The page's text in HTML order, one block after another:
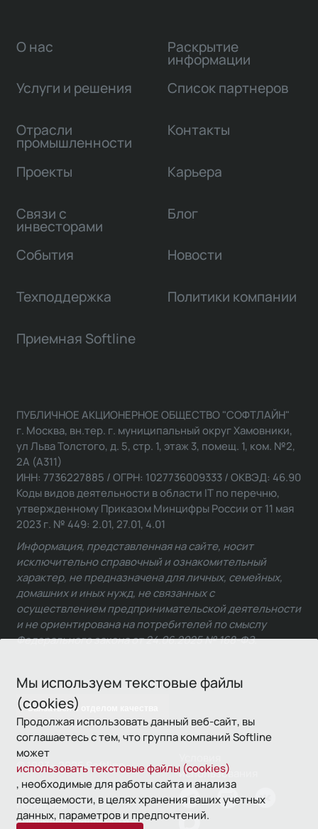
Мы используем текстовые файлы
(cookies)
Продолжая использовать данный веб-сайт, вы
соглашаетесь с тем, что группа компаний Softline
может
использовать текстовые файлы (cookies)
, необходимые для работы сайта и анализа
посещаемости, в целях хранения ваших учетных
данных, параметров и предпочтений.
О нас
Услуги и решения
Отрасли
промышленности
Проекты
Связи с
инвесторами
Раскрытие
информации
Список партнеров
Контакты
Карьера
Блог
События Новости
Техподдержка Политики компании
Приемная Softline
Связаться с отделом качества
ПУБЛИЧНОЕ АКЦИОНЕРНОЕ ОБЩЕСТВО "СОФТЛАЙН"
г. Москва, вн.тер. г. муниципальный округ Хамовники,
ул Льва Толстого, д. 5, стр. 1, этаж 3, помещ. 1, ком. №2,
2А (А311)
ИНН: 7736227885 / ОГРН: 1027736009333 / ОКВЭД: 46.90
Коды видов деятельности в области IT по перечню,
утвержденному Приказом Минцифры России от 11 мая
2023 г. № 449: 2.01, 27.01, 4.01
Информация, представленная на сайте, носит
исключительно справочный и ознакомительный
характер, не предназначена для личных, семейных,
домашних и иных нужд, не связанных с
осуществлением предпринимательской деятельности
и не ориентирована на потребителей по смыслу
Федерального закона от 24.06.2025 № 168-ФЗ.
© 1993—2026 Softline
использования
Политика
конфиденциальности